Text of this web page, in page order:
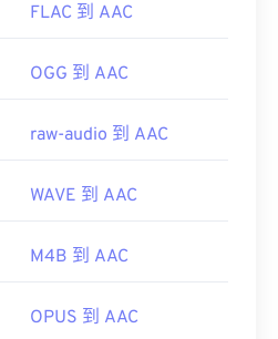
FLAC 到 AAC
OGG 到 AAC
raw-audio 到 AAC
WAVE 到 AAC
M4B 到 AAC
OPUS 到 AAC